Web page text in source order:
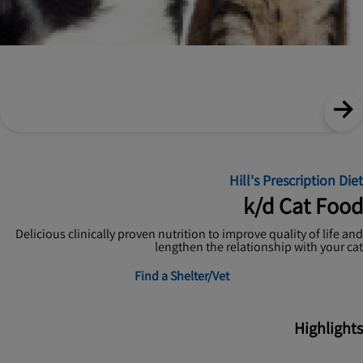
Hill's Prescription Diet
k/d Cat Food
Delicious clinically proven nutrition to improve quality of life and
lengthen the relationship with your cat
Find a Shelter/Vet
Highlights